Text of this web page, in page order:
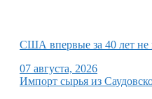
США впервые за 40 лет не
07 августа, 2026
Импорт сырья из